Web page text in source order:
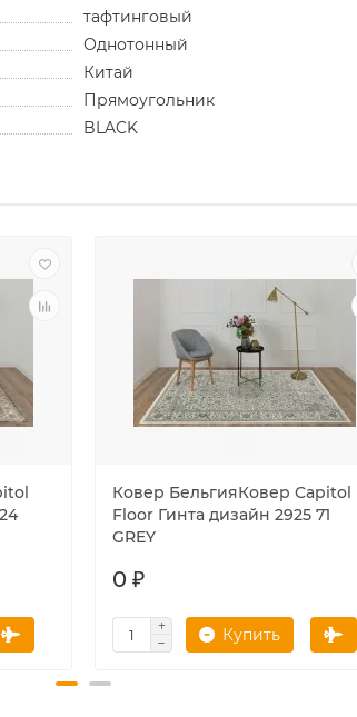
тафтинговый
Однотонный
Китай
Прямоугольник
BLACK
Ковер БельгияКовер Capitol
Floor Гинта дизайн 2925 71
GREY
0 ₽
Купить